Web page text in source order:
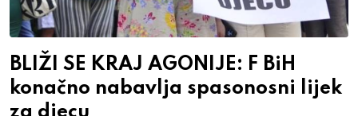
BLIŽI SE KRAJ AGONIJE: F BiH
konačno nabavlja spasonosni lijek